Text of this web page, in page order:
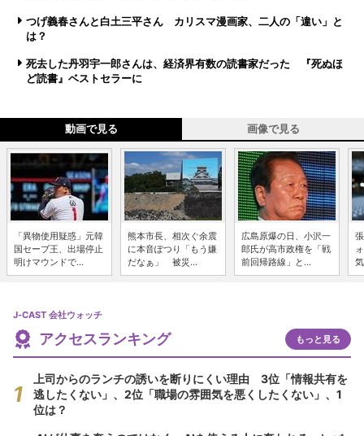
つげ義春さんと白土三平さん カリスマ漫画家、二人の「違い」と
は？
死去した丹羽宇一郎さんは、経済界有数の読書家だった 『死ぬほ
ど読書』ベストセラーに
動画で見る 画像で見る
「異物使用疑惑」元韓
国セーブ王、出場停止
明けマウンドで...
熊本市長、相次ぐ余震
に本音ぽつり「もう嫌
だなぁ」 被災...
広島原爆の日、小沢一
郎氏が高市政権を「戦
前回帰路線」と...
J-CAST 会社ウォッチ
アクセスランキング もっと見る
上司からのランチの誘いを断りにくい理由 3位「情報共有を
逃したくない」、2位「職場の雰囲気を悪くしたくない」、1
位は？